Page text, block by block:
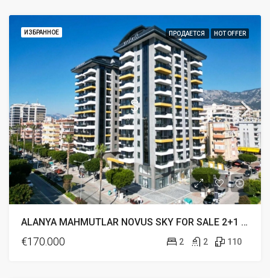
ИЗБРАННОЕ ПРОДАЕТСЯ HOT OFFER
ALANYA MAHMUTLAR NOVUS SKY FOR SALE 2+1 FULL ACTIVITY
€170.000 2 2 110